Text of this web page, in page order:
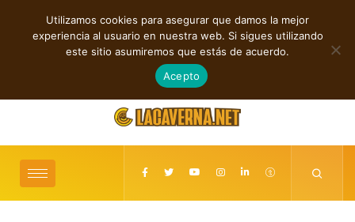
TENDENCIAS
M3TIN presenta “Nuestra Historia Acabó” en español
agosto 5, 2026
Utilizamos cookies para asegurar que damos la mejor
experiencia al usuario en nuestra web. Si sigues utilizando
este sitio asumiremos que estás de acuerdo.
Acepto